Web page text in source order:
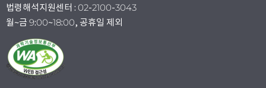
법령해석지원센터 : 02-2100-3043
월~금 9:00~18:00, 공휴일 제외